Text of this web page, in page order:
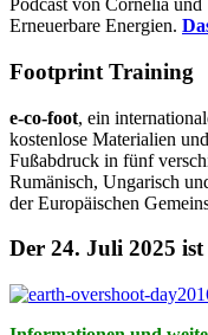
Podcast von Cornelia
Erneuerbare Energien.
Footprint Training
e-co-foot, ein
kostenlose Materialien
Fußabdruck in fünf
Rumänisch, Ungarisch
der Europäischen
Der 24. Juli 2025 ist